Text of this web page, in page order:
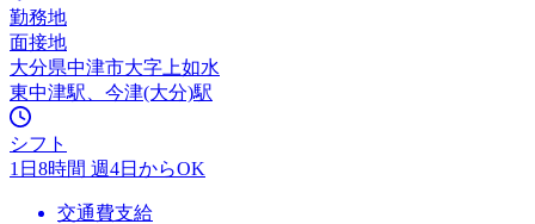
勤務地
面接地
大分県中津市大字上如水
東中津駅、今津(大分)駅
シフト
1日8時間 週4日からOK
交通費支給